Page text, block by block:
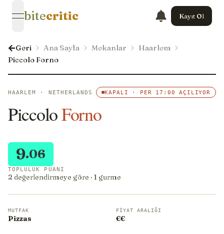
open navigation menu
bitecritic Kayıt Ol
Geri Ana Sayfa Mekanlar
Haarlem
Piccolo Forno
HAARLEM · NETHERLANDS KAPALI · PER 17:00 AÇILIYOR
PiccoloForno
9.06
TOPLULUK PUANI
2 değerlendirmeye göre · 1 gurme
MUTFAK
Pizzas
FIYAT ARALIĞI
€€